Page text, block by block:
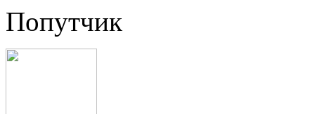
Попутчик